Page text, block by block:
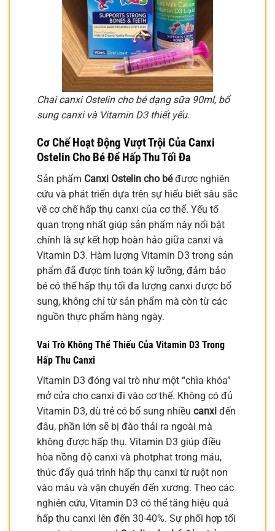
Chai canxi Ostelin cho bé dạng sữa 90ml, bổ
sung canxi và Vitamin D3 thiết yếu.
Cơ Chế Hoạt Động Vượt Trội CủaCanxi
Ostelin Cho BéĐể Hấp Thu Tối Đa
Sản phẩm Canxi Ostelin cho béđược nghiên
cứu và phát triển dựa trên sự hiểu biết sâu sắc
về cơ chế hấp thụ canxi của cơ thể. Yếu tố
quan trọng nhất giúp sản phẩm này nổi bật
chính là sự kết hợp hoàn hảo giữa canxi và
Vitamin D3. Hàm lượng Vitamin D3 trong sản
phẩm đã được tính toán kỹ lưỡng, đảm bảo
bé có thể hấp thụ tối đa lượng canxi được bổ
sung, không chỉ từ sản phẩm mà còn từ các
nguồn thực phẩm hàng ngày.
Vai Trò Không Thể Thiếu Của Vitamin D3 Trong
Hấp Thu Canxi
Vitamin D3 đóng vai trò như một “chìa khóa”
mở cửa cho canxi đi vào cơ thể. Không có đủ
Vitamin D3, dù trẻ có bổ sung nhiều canxi đến
đâu, phần lớn sẽ bị đào thải ra ngoài mà
không được hấp thụ. Vitamin D3 giúp điều
hòa nồng độ canxi và photphat trong máu,
thúc đẩy quá trình hấp thụ canxi từ ruột non
vào máu và vận chuyển đến xương. Theo các
nghiên cứu, Vitamin D3 có thể tăng hiệu quả
hấp thu canxi lên đến 30-40%. Sự phối hợp tối